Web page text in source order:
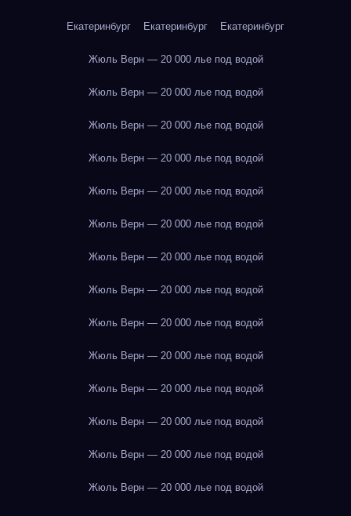
Екатеринбург Екатеринбург Екатеринбург
Жюль Верн — 20 000 лье под водой
Жюль Верн — 20 000 лье под водой
Жюль Верн — 20 000 лье под водой
Жюль Верн — 20 000 лье под водой
Жюль Верн — 20 000 лье под водой
Жюль Верн — 20 000 лье под водой
Жюль Верн — 20 000 лье под водой
Жюль Верн — 20 000 лье под водой
Жюль Верн — 20 000 лье под водой
Жюль Верн — 20 000 лье под водой
Жюль Верн — 20 000 лье под водой
Жюль Верн — 20 000 лье под водой
Жюль Верн — 20 000 лье под водой
Жюль Верн — 20 000 лье под водой